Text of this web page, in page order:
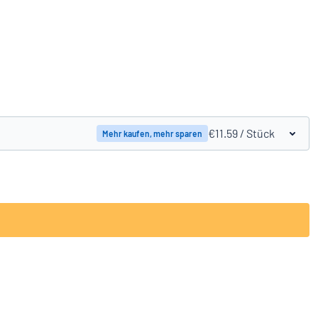
Mehr kaufen, mehr sparen €11.59 / Stück